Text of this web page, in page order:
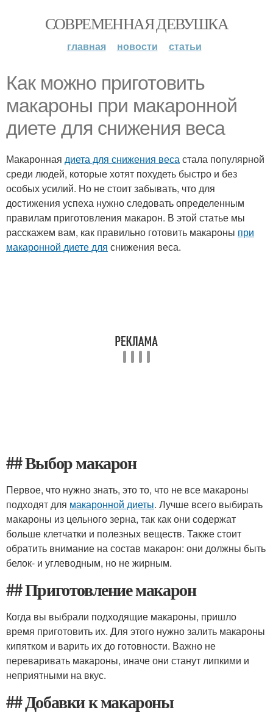
СОВРЕМЕННАЯ ДЕВУШКА
главная новости статьи
Как можно приготовить
макароны при макаронной
диете для снижения веса
Макаронная диета для снижения весастала популярной
среди людей, которые хотят похудеть быстро и без
особых усилий. Но не стоит забывать, что для
достижения успеха нужно следовать определенным
правилам приготовления макарон. В этой статье мы
расскажем вам, как правильно готовить макароны при
макаронной диете для снижения веса.
## Выбор макарон
Первое, что нужно знать, это то, что не все макароны
подходят для макаронной диеты. Лучше всего выбирать
макароны из цельного зерна, так как они содержат
больше клетчатки и полезных веществ. Также стоит
обратить внимание на состав макарон: они должны быть
белок- и углеводным, но не жирным.
## Приготовление макарон
Когда вы выбрали подходящие макароны, пришло
время приготовить их. Для этого нужно залить макароны
кипятком и варить их до готовности. Важно не
переваривать макароны, иначе они станут липкими и
неприятными на вкус.
## Добавки к макароны